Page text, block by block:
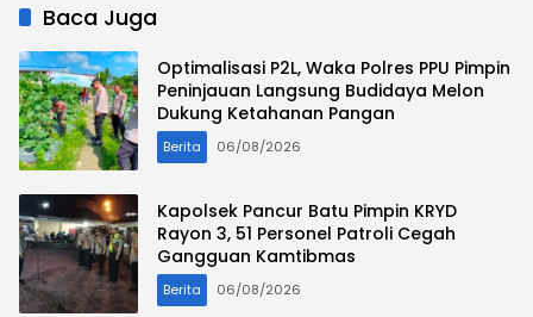
Baca Juga
Optimalisasi P2L, Waka Polres PPU Pimpin
Peninjauan Langsung Budidaya Melon
Dukung Ketahanan Pangan
Berita 06/08/2026
Kapolsek Pancur Batu Pimpin KRYD
Rayon 3, 51 Personel Patroli Cegah
Gangguan Kamtibmas
Berita 06/08/2026